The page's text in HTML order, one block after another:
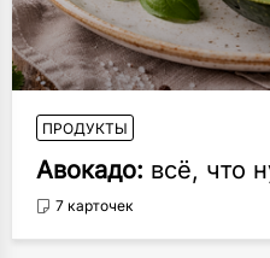
ПРОДУКТЫ
Авокадо: всё, что
7 карточек